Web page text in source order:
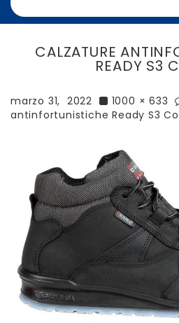
CALZATURE
READY S3
marzo 31, 2022 1000 × 633
antinfortunistiche Ready S3